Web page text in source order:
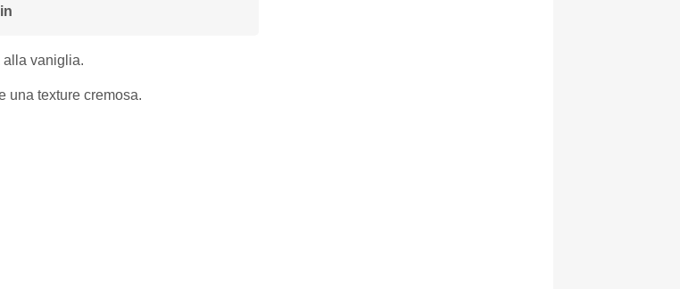
alla vaniglia.
una texture cremosa.